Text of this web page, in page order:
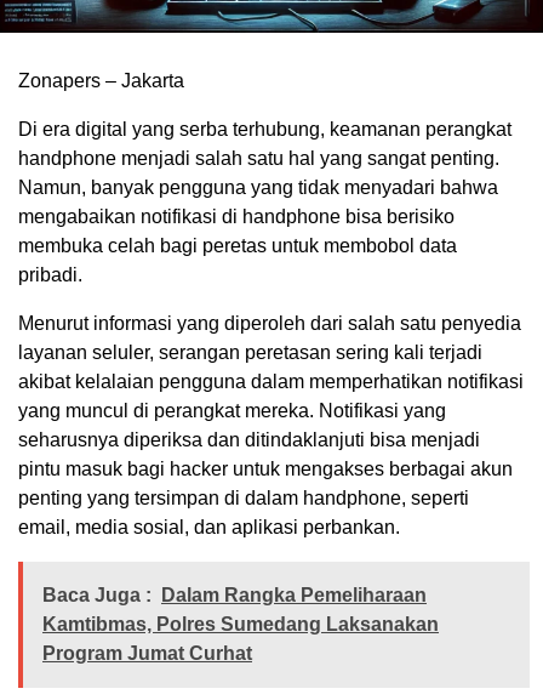
Zonapers – Jakarta
Di era digital yang serba terhubung, keamanan perangkat
handphone menjadi salah satu hal yang sangat penting.
Namun, banyak pengguna yang tidak menyadari bahwa
mengabaikan notifikasi di handphone bisa berisiko
membuka celah bagi peretas untuk membobol data
pribadi.
Menurut informasi yang diperoleh dari salah satu penyedia
layanan seluler, serangan peretasan sering kali terjadi
akibat kelalaian pengguna dalam memperhatikan notifikasi
yang muncul di perangkat mereka. Notifikasi yang
seharusnya diperiksa dan ditindaklanjuti bisa menjadi
pintu masuk bagi hacker untuk mengakses berbagai akun
penting yang tersimpan di dalam handphone, seperti
email, media sosial, dan aplikasi perbankan.
Baca Juga :
Dalam Rangka Pemeliharaan
Kamtibmas, Polres Sumedang Laksanakan
Program Jumat Curhat